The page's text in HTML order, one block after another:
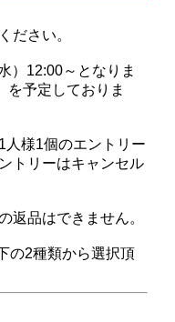
ださい。
）12:00～となりま
を予定しておりま
様1個のエントリー
トリーはキャンセル
返品はできません。
の2種類から選択頂